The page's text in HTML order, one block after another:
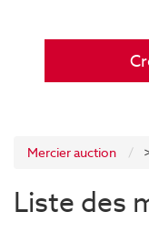
Mercier auction
Liste des